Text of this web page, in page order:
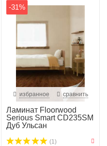
-31%
избранное сравнить
Ламинат Floorwood
Serious Smart CD235SM
Дуб Ульсан
(1)